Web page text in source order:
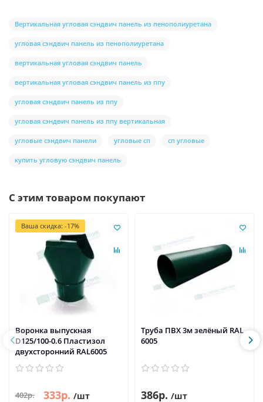
Вертикальная угловая сэндвич панель из пенополиуретана
угловая сэндвич панель из пенополиуретана
вертикальная угловая сэндвич панель
вертикальная угловая сэндвич панель из ппу
угловая сэндвич панель из ппу
угловая сэндвич панель из ппу вертикальная
угловые сэндвич панели угловые сп сп угловые
купить угловую сэндвич панель
С этим товаром покупают
Ваша скидка: -17%
Воронка выпускная
D125/100-0.6 Пластизол
двухсторонний RAL6005
402р. 333р. /шт
Труба ПВХ 3м зелёный RAL
6005
386р. /шт